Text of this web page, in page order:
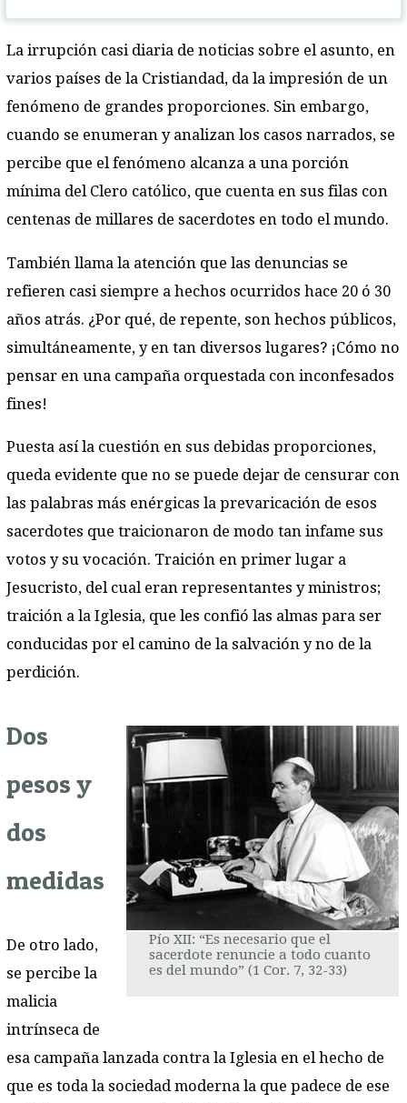
La irrupción casi diaria de noticias sobre el asunto, en
varios países de la Cristiandad, da la impresión de un
fenómeno de grandes proporciones. Sin embargo,
cuando se enumeran y analizan los casos narrados, se
percibe que el fenómeno alcanza a una porción
mínima del Clero católico, que cuenta en sus filas con
centenas de millares de sacerdotes en todo el mundo.
También llama la atención que las denuncias se
refieren casi siempre a hechos ocurridos hace 20 ó 30
años atrás. ¿Por qué, de repente, son hechos públicos,
simultáneamente, y en tan diversos lugares? ¡Cómo no
pensar en una campaña orquestada con inconfesados
fines!
Puesta así la cuestión en sus debidas proporciones,
queda evidente que no se puede dejar de censurar con
las palabras más enérgicas la prevaricación de esos
sacerdotes que traicionaron de modo tan infame sus
votos y su vocación. Traición en primer lugar a
Jesucristo, del cual eran representantes y ministros;
traición a la Iglesia, que les confió las almas para ser
conducidas por el camino de la salvación y no de la
perdición.
Pío XII: “Es necesario que el
sacerdote renuncie a todo cuanto
es del mundo” (1 Cor. 7, 32-33)
Dos
pesos y
dos
medidas
De otro lado,
se percibe la
malicia
intrínseca de
esa campaña lanzada contra la Iglesia en el hecho de
que es toda la sociedad moderna la que padece de ese